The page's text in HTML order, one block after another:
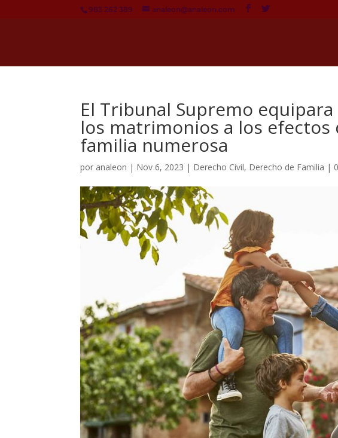
983 262 389 analeon@analeon.com
El Tribunal Supremo
los matrimonios a los
familia numerosa
por analeon | Nov 6, 2023 | Derecho Civil, Derecho de Familia |